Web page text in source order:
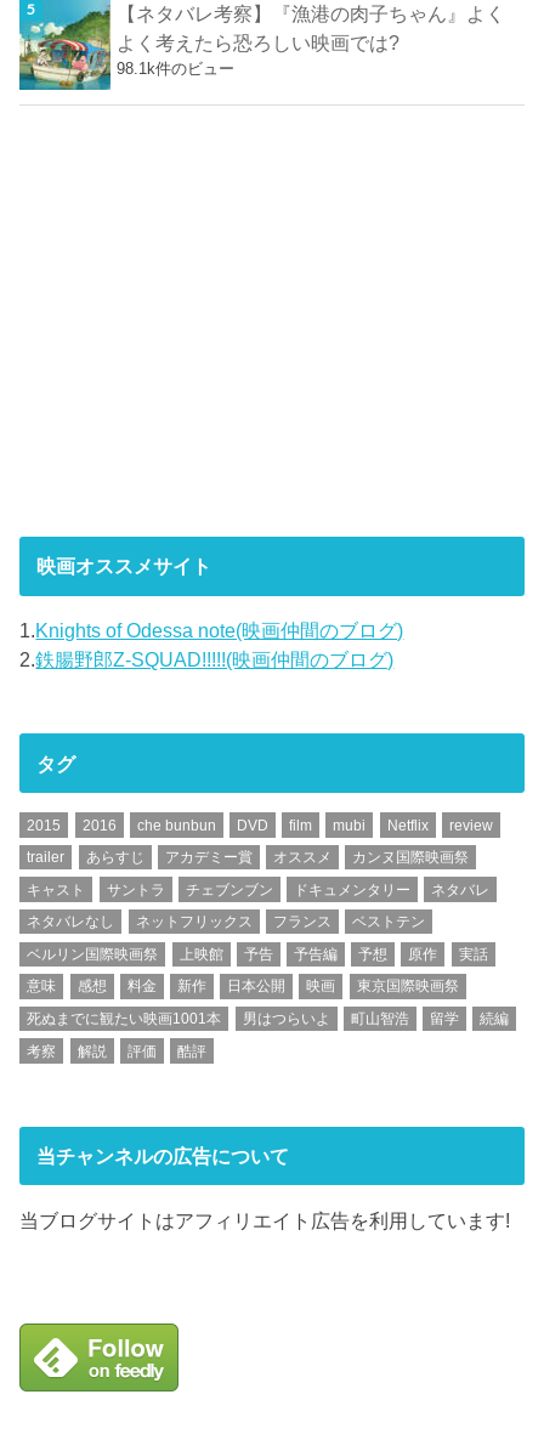
【ネタバレ考察】『漁港の肉子ちゃん』よく
よく考えたら恐ろしい映画では?
98.1k件のビュー
映画オススメサイト
1.Knights of Odessa note(映画仲間のブログ)
2.鉄腸野郎Z-SQUAD!!!!!(映画仲間のブログ)
タグ
2015 2016 che bunbun DVD film mubi Netflix
review
trailer
あらすじ アカデミー賞 オススメ
カンヌ国際映画祭
キャスト
サントラ チェブンブン ドキュメンタリー
ネタバレ
ネタバレなし
ネットフリックス フランス
ベストテン
ベルリン国際映画祭
上映館 予告 予告編 予想 原作
実話
意味
感想 料金 新作 日本公開 映画
東京国際映画祭
死ぬまでに観たい映画1001本
男はつらいよ 町山智浩 留学
続編
考察
解説 評価 酷評
当チャンネルの広告について
当ブログサイトはアフィリエイト広告を利用しています!